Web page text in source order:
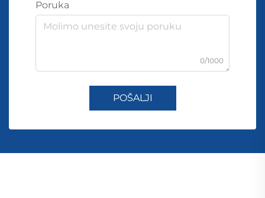
Poruka
0/1000
POŠALJI